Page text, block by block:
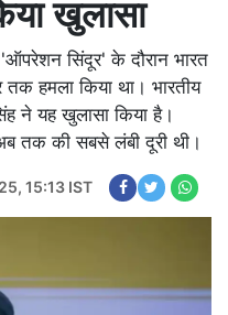
खुलासा
सिंदूर' के दौरान भारत
हमला किया था। भारतीय
ने यह खुलासा किया है।
तक की सबसे लंबी दूरी थी।
15:13 IST